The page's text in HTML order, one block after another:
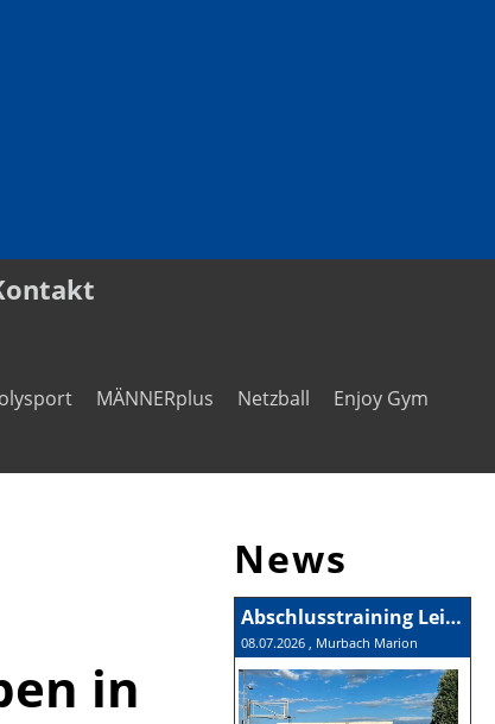
MÄNNERplus Netzball
Enjoy Gym
in
News
Abschlusstraining Leichtathletik Gruppe
08.07.2026 , Murbach Marion